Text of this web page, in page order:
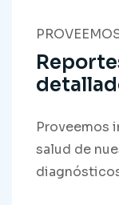
Proveemos
salud de